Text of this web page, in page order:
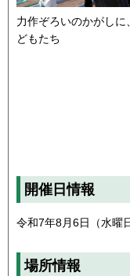
力作ぞろいのかがし
どもたち
開催日情報
令和7年8月6日（水曜
場所情報